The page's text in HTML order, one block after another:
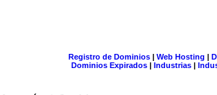
Registro de Dominios| Web Hosting |
Dominios Expirados | Industrias |